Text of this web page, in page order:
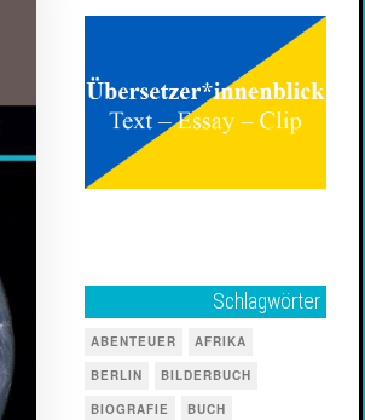
Schlagwörter
ABENTEUER
AFRIKA
BERLIN
BILDERBUCH
BIOGRAFIE
BUCH